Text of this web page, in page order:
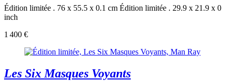
Édition limitée . 76 x 55.5 x 0.1 cm Édition limitée . 29.9 x 21.9 x 0
inch
1 400 €
Les Six Masques Voyants